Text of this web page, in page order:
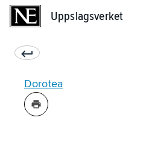
Uppslagsverket
Dorotea